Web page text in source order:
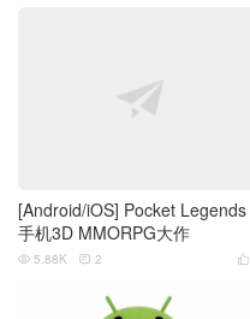
[Android/iOS] Pocket Legends
手机3D MMORPG大作

 5.88K  2